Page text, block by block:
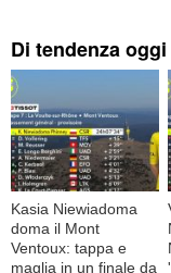
Di tendenza oggi
Kasia Niewiadoma
doma il Mont
Ventoux: tappa e
maglia in un finale da